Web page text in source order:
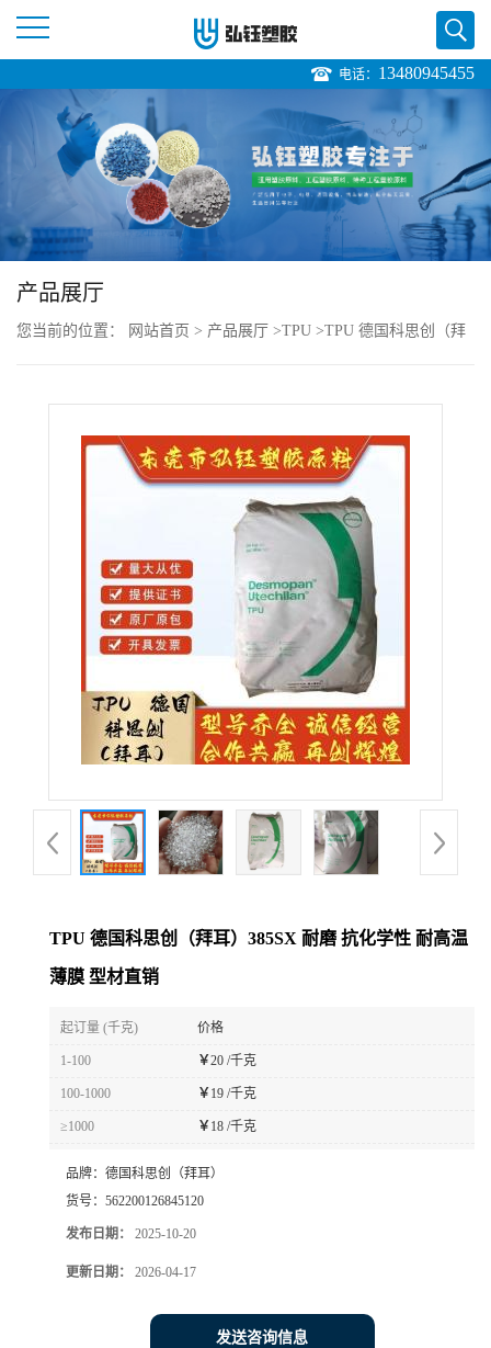
页
公
品
展
证
电话： 13480945455
产品展厅
您当前的位置： 网站首页 > 产品展厅 >TPU >TPU 德国科思创（拜
TPU 德国科思创（拜耳）385SX 耐磨 抗化学性 耐高温
薄膜 型材直销
起订量 (千克) 价格
1-100 ￥20 /千克
100-1000 ￥ 19 /千克
≥1000 ￥ 18 /千克
品牌： 德国科思创（拜耳）
货号： 562200126845120
发布日期： 2025-10-20
更新日期： 2026-04-17
发送咨询信息